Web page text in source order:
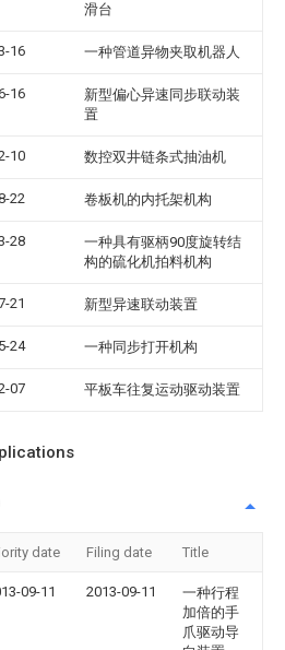
滑台
16 一种管道异物夹取机器人
16
新型偏心异速同步联动装
置
10 数控双井链条式抽油机
22 卷板机的内托架机构
28
一种具有驱柄90度旋转结
构的硫化机拍料机构
21 新型异速联动装置
24 一种同步打开机构
07 平板车往复运动驱动装置
date Filing date Title
09-11 2013-09-11
一种行程
加倍的手
爪驱动导